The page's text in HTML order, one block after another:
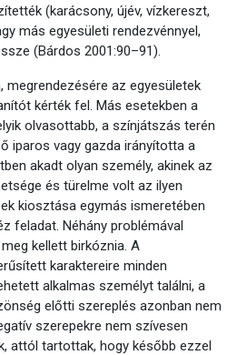
(karácsony, újév, vízkereszt,
más egyesületi rendezvénnyel,
(Bárdos 2001:90–91).
megrendezésére az egyesületek
kérték fel. Más esetekben a
olvasottabb, a színjátszás terén
iparos vagy gazda irányította a
akadt olyan személy, akinek az
és türelme volt az ilyen
kiosztása egymás ismeretében
feladat. Néhány problémával
kellett birkóznia. A
karaktereire minden
alkalmas személyt találni, a
előtti szereplés azonban nem
szerepekre nem szívesen
attól tartottak, hogy később ezzel